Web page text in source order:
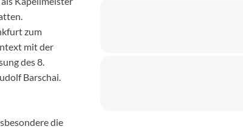
zum
mit der
des 8.
Barschai.
die